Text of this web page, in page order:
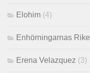
Elohim (4)
Enhörningarnas Rike
Erena Velazquez (3)